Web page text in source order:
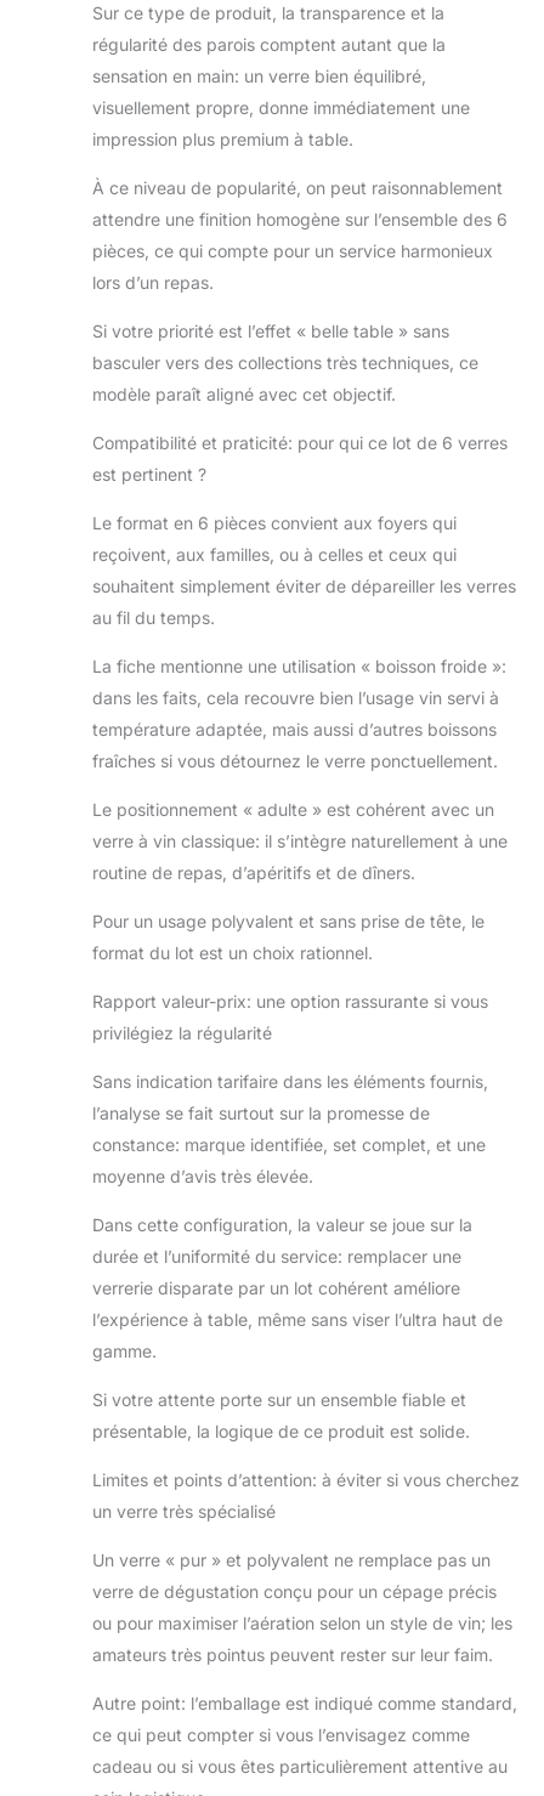
Sur ce type de produit, la transparence et la
régularité des parois comptent autant que la
sensation en main: un verre bien équilibré,
visuellement propre, donne immédiatement une
impression plus premium à table.
À ce niveau de popularité, on peut raisonnablement
attendre une finition homogène sur l’ensemble des 6
pièces, ce qui compte pour un service harmonieux
lors d’un repas.
Si votre priorité est l’effet « belle table » sans
basculer vers des collections très techniques, ce
modèle paraît aligné avec cet objectif.
Compatibilité et praticité: pour qui ce lot de 6 verres
est pertinent ?
Le format en 6 pièces convient aux foyers qui
reçoivent, aux familles, ou à celles et ceux qui
souhaitent simplement éviter de dépareiller les verres
au fil du temps.
La fiche mentionne une utilisation « boisson froide »:
dans les faits, cela recouvre bien l’usage vin servi à
température adaptée, mais aussi d’autres boissons
fraîches si vous détournez le verre ponctuellement.
Le positionnement « adulte » est cohérent avec un
verre à vin classique: il s’intègre naturellement à une
routine de repas, d’apéritifs et de dîners.
Pour un usage polyvalent et sans prise de tête, le
format du lot est un choix rationnel.
Rapport valeur-prix: une option rassurante si vous
privilégiez la régularité
Sans indication tarifaire dans les éléments fournis,
l’analyse se fait surtout sur la promesse de
constance: marque identifiée, set complet, et une
moyenne d’avis très élevée.
Dans cette configuration, la valeur se joue sur la
durée et l’uniformité du service: remplacer une
verrerie disparate par un lot cohérent améliore
l’expérience à table, même sans viser l’ultra haut de
gamme.
Si votre attente porte sur un ensemble fiable et
présentable, la logique de ce produit est solide.
Limites et points d’attention: à éviter si vous cherchez
un verre très spécialisé
Un verre « pur » et polyvalent ne remplace pas un
verre de dégustation conçu pour un cépage précis
ou pour maximiser l’aération selon un style de vin; les
amateurs très pointus peuvent rester sur leur faim.
Autre point: l’emballage est indiqué comme standard,
ce qui peut compter si vous l’envisagez comme
cadeau ou si vous êtes particulièrement attentive au